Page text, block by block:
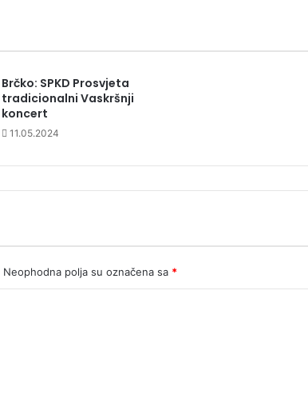
Brčko: SPKD Prosvjeta
tradicionalni Vaskršnji
koncert
11.05.2024
Neophodna polja su označena sa *